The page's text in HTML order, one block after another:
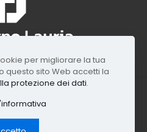
Lauria Michele. Via Piano, 73,
per migliorare la tua
questo sito Web accetti la
protezione dei dati.